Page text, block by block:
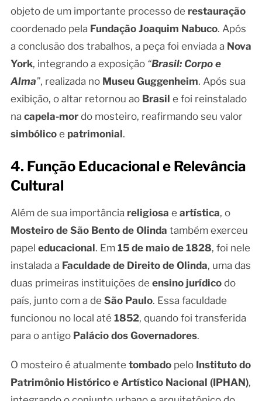
objeto de um importante processo de restauração
coordenado pela Fundação Joaquim Nabuco. Após
a conclusão dos trabalhos, a peça foi enviada a Nova
York, integrando a exposição “Brasil: Corpo e
Alma”, realizada no Museu Guggenheim. Após sua
exibição, o altar retornou ao Brasil e foi reinstalado
na capela-mordo mosteiro, reafirmando seu valor
simbólicoe patrimonial.
4. Função Educacional e Relevância
Cultural
Além de sua importância religiosa e artística, o
Mosteiro de São Bento de Olinda também exerceu
papel educacional. Em 15 de maio de 1828, foi nele
instalada a Faculdade de Direito de Olinda, uma das
duas primeiras instituições de ensino jurídicodo
país, junto com a de São Paulo. Essa faculdade
funcionou no local até 1852, quando foi transferida
para o antigo Palácio dos Governadores.
O mosteiro é atualmente tombadopelo Instituto do
Patrimônio Histórico e Artístico Nacional (IPHAN),